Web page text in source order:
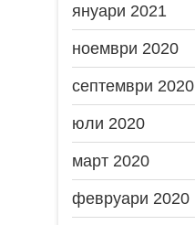
януари 2021
ноември 2020
септември 2020
юли 2020
март 2020
февруари 2020